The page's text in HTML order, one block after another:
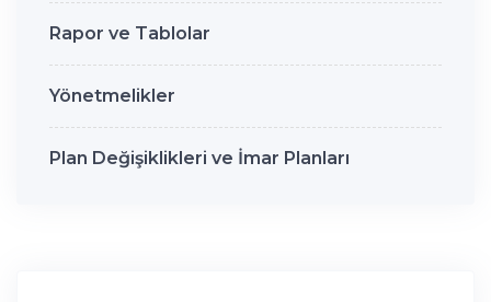
Rapor ve Tablolar
Yönetmelikler
Plan Değişiklikleri ve İmar Planları